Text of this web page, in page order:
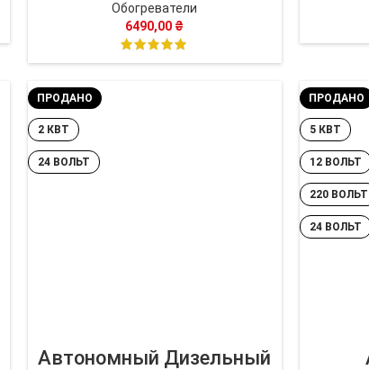
Обогреватели
6490,00 ₴
ПРОДАНО
2 КВТ
24 ВОЛЬТ
Автономный Дизельный
ПРОДАНО
5 КВТ
12 ВОЛЬТ
220 ВОЛЬТ
24 ВОЛЬТ